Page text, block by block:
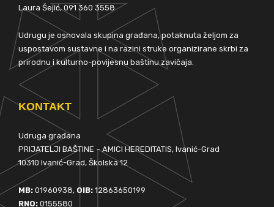
Laura Šejić, 091 360 3558
Udrugu je osnovala skupina građana, potaknuta željom za
uspostavom sustavne i na razini struke organizirane skrbi za
prirodnu i kulturno-povijesnu baštinu zavičaja.
KONTAKT
Udruga građana
PRIJATELJI BAŠTINE – AMICI HEREDITATIS, Ivanić-Grad
10310 Ivanić-Grad, Školska 12
MB: 01960938, OIB: 12863650199
RNO: 0155580